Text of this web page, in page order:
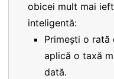
obicei mult mai
inteligentă:
Primești o rată
aplică o taxă
dată.